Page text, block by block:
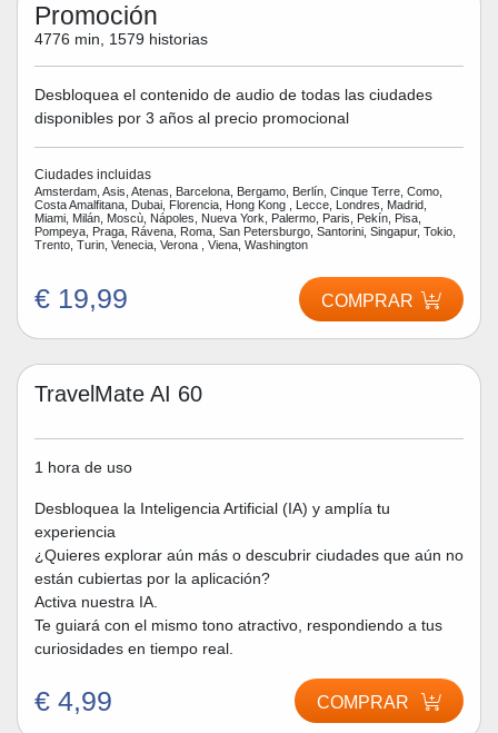
Promoción
4776 min, 1579 historias
Desbloquea el contenido de audio de todas las ciudades
disponibles por 3 años al precio promocional
Ciudades incluidas
Amsterdam, Asis, Atenas, Barcelona, Bergamo, Berlín, Cinque Terre, Como,
Costa Amalfitana, Dubai, Florencia, Hong Kong , Lecce, Londres, Madrid,
Miami, Milán, Moscù, Nápoles, Nueva York, Palermo, Paris, Pekín, Pisa,
Pompeya, Praga, Rávena, Roma, San Petersburgo, Santorini, Singapur, Tokio,
Trento, Turin, Venecia, Verona , Viena, Washington
€ 19,99 COMPRAR
TravelMate AI 60
1 hora de uso
Desbloquea la Inteligencia Artificial (IA) y amplía tu
experiencia
¿Quieres explorar aún más o descubrir ciudades que aún no
están cubiertas por la aplicación?
Activa nuestra IA.
Te guiará con el mismo tono atractivo, respondiendo a tus
curiosidades en tiempo real.
€ 4,99 COMPRAR